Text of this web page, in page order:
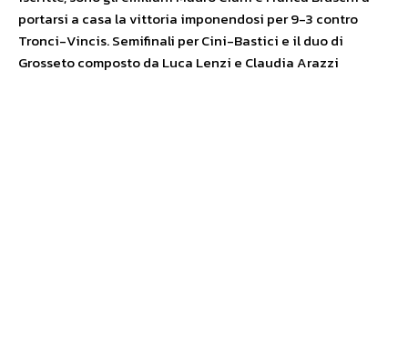
portarsi a casa la vittoria imponendosi per 9-3 contro
Tronci-Vincis. Semifinali per Cini-Bastici e il duo di
Grosseto composto da Luca Lenzi e Claudia Arazzi